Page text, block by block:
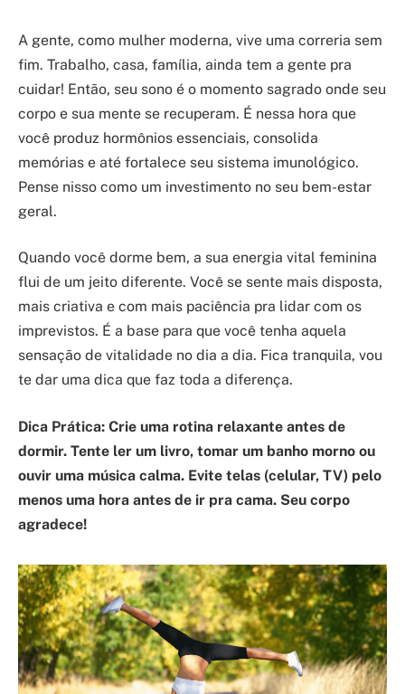
A gente, como mulher moderna, vive uma correria sem
fim. Trabalho, casa, família, ainda tem a gente pra
cuidar! Então, seu sono é o momento sagrado onde seu
corpo e sua mente se recuperam. É nessa hora que
você produz hormônios essenciais, consolida
memórias e até fortalece seu sistema imunológico.
Pense nisso como um investimento no seu bem-estar
geral.
Quando você dorme bem, a sua energia vital feminina
flui de um jeito diferente. Você se sente mais disposta,
mais criativa e com mais paciência pra lidar com os
imprevistos. É a base para que você tenha aquela
sensação de vitalidade no dia a dia. Fica tranquila, vou
te dar uma dica que faz toda a diferença.
Dica Prática: Crie uma rotina relaxante antes de
dormir. Tente ler um livro, tomar um banho morno ou
ouvir uma música calma. Evite telas (celular, TV) pelo
menos uma hora antes de ir pra cama. Seu corpo
agradece!